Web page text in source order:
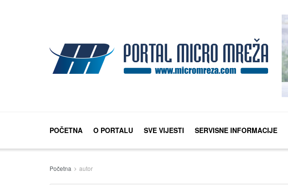
POČETNA O PORTALU SVE VIJESTI SERVISNE INFORMACIJE
Početna autor